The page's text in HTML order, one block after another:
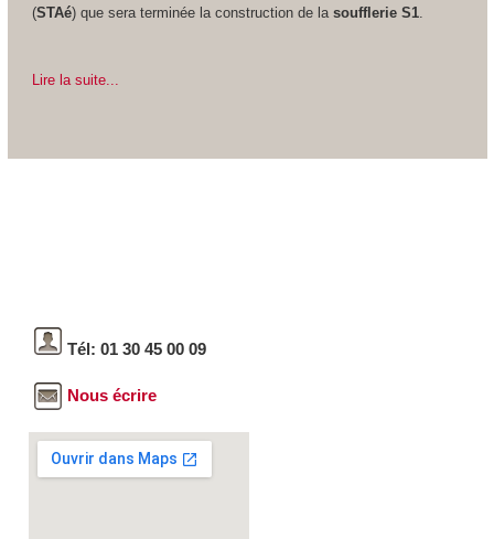
(STAé) que sera terminée la construction de la soufflerie S1.
Lire la suite...
Tél: 01 30 45 00 09
Nous écrire